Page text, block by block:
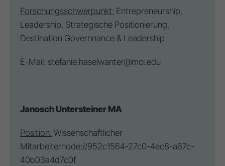
Forschungsschwerpunkt: Entrepreneurship,
Leadership, Strategische Positionierung,
Destination Governnance & Leadership
E-Mail: stefanie.haselwanter@mci.edu
Janosch Untersteiner MA
Position: Wissenschaftlicher
Mitarbeiternode://952c1564-27c0-4ec8-a67c-
40b03a4d7c0f